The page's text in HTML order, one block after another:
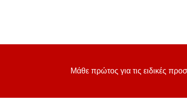
Μάθε πρώτος για τις ειδικές